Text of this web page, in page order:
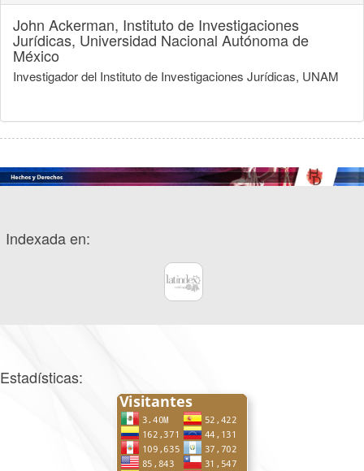
John Ackerman, Instituto de Investigaciones
Jurídicas, Universidad Nacional Autónoma de
México
Investigador del Instituto de Investigaciones Jurídicas, UNAM
Indexada en:
Estadísticas: